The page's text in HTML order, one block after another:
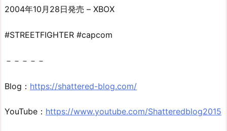
2004年10月28日発売 – XBOX
#STREETFIGHTER #capcom
－－－－－
Blog： https://shattered-blog.com/
YouTube： https://www.youtube.com/Shatteredblog2015